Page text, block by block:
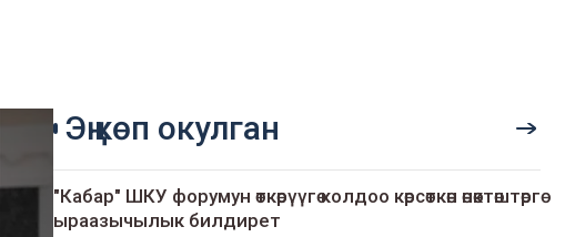
Эң көп окулган
"Кабар" ШКУ форумун өткөрүүгө колдоо көрсөткөн өнөктөштөргө
ыраазычылык билдирет